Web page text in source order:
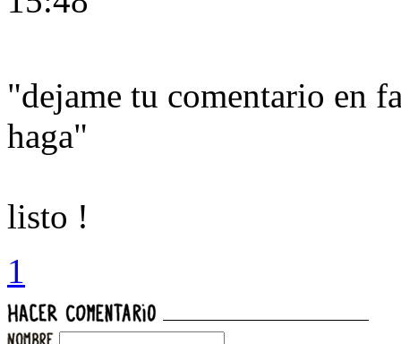
"dejame tu comentario en
haga"
listo !
1